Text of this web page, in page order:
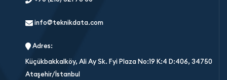
info@teknikdata.com
Adres:
Küçükbakkalköy, Ali Ay Sk. Fyi Plaza No:19 K:4 D:406, 34750
Ataşehir/İstanbul